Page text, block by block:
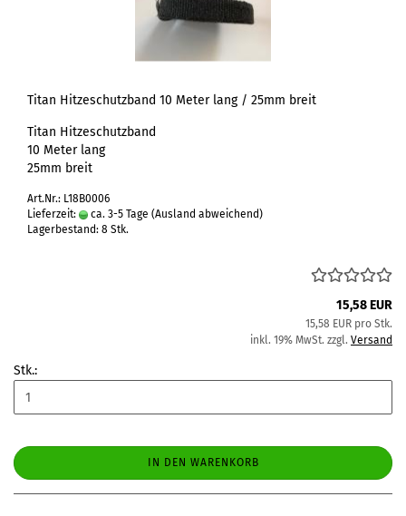
Titan Hitzeschutzband 10 Meter lang / 25mm breit
Titan Hitzeschutzband
10 Meter lang
25mm breit
Art.Nr.: L18B0006
Lieferzeit:
ca. 3-5 Tage (Ausland abweichend)
Lagerbestand: 8 Stk.
15,58 EUR
15,58 EUR pro Stk.
inkl. 19% MwSt. zzgl. Versand
Stk.:
IN DEN WARENKORB